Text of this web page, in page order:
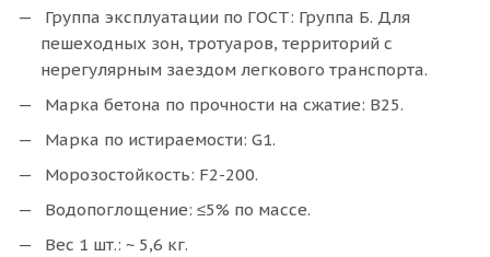
Группа эксплуатации по ГОСТ: Группа Б. Для
пешеходных зон, тротуаров, территорий с
нерегулярным заездом легкового транспорта.
Марка бетона по прочности на сжатие: В25.
Марка по истираемости: G1.
Морозостойкость: F2-200.
Водопоглощение: ≤5% по массе.
Вес 1 шт.: ~ 5,6 кг.